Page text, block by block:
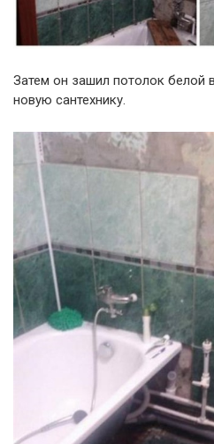
Затем он зашил потолок белой
новую сантехнику.